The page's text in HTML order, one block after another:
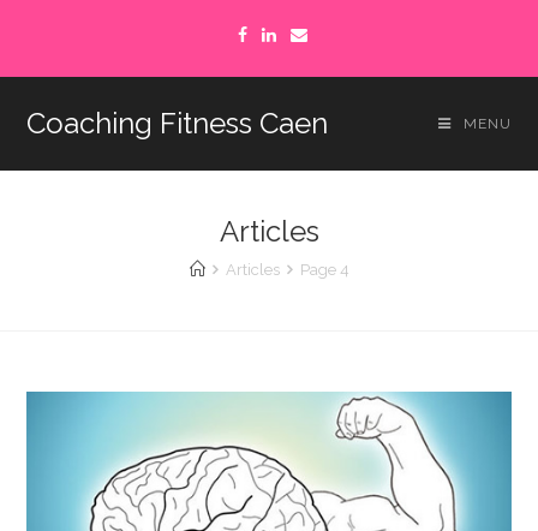
Coaching Fitness Caen MENU
Articles
Articles Page 4